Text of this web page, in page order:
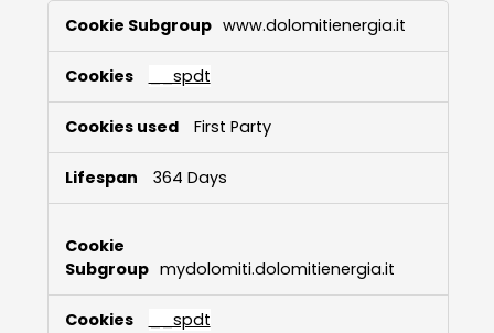
Targeting
www.dolomitienergia.it
__spdt
First Party
364 Days
mydolomiti.dolomitienergia.it
__spdt